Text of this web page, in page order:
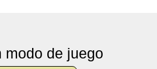
modo de juego